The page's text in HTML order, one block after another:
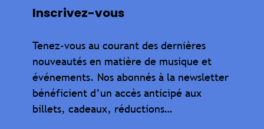
Inscrivez-vous
Tenez-vous au courant des dernières
nouveautés en matière de musique et
événements. Nos abonnés à la newsletter
bénéficient d’un accès anticipé aux
billets, cadeaux, réductions…